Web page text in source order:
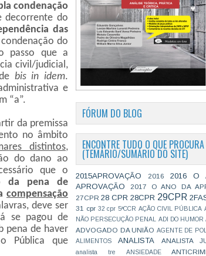
condenação
decorrente do
das
do
passo que a
civil/judicial,
bis in idem.
e
“a”.
da premissa
no âmbito
distintos,
do dano ao
que o
da pena de
compensação
deve ser
se pagou de
pena de haver
Pública que
FÓRUM DO BLOG
ENCONTRE TUDO O QUE
(TEMÁRIO/SUMÁRIO DO SITE)
2015APROVAÇÃO 2016
2016 O
APROVAÇÃO
2017 O ANO DA
27CPR 28 CPR 28CPR 29CPR
31 cpr 32 cpr 5ªCCR AÇÃO CIVIL PÚBLICA
NÃO PERSECUÇÃO PENAL
ADI DO HUMOR
ADVOGADO DA UNIÃO AGENTE DE
ALIMENTOS ANALISTA ANALISTA
analista tre ANSIEDADE